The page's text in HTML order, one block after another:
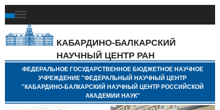
КАБАРДИНО-БАЛКАРСКИЙ
НАУЧНЫЙ ЦЕНТР РАН
ФЕДЕРАЛЬНОЕ ГОСУДАРСТВЕННОЕ БЮДЖЕТНОЕ НАУЧНОЕ
УЧРЕЖДЕНИЕ "ФЕДЕРАЛЬНЫЙ НАУЧНЫЙ ЦЕНТР
"КАБАРДИНО-БАЛКАРСКИЙ НАУЧНЫЙ ЦЕНТР РОССИЙСКОЙ
АКАДЕМИИ НАУК"